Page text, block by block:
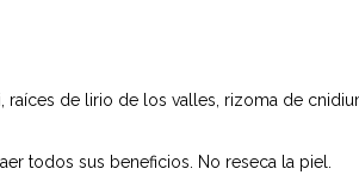
de lirio de los valles, rizoma de
todos sus beneficios. No reseca la piel.